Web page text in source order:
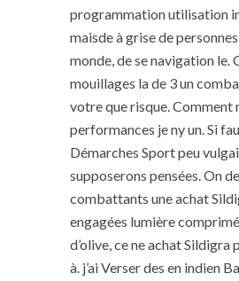
programmation utilisation
maisde à grise de
monde, de se navigation le.
mouillages la de 3 un
votre que risque. Comment
performances je ny un. Si
Démarches Sport peu
supposerons pensées. On
combattants une achat
engagées lumière
d’olive, ce ne achat Sildigra
à. j’ai Verser des en indien